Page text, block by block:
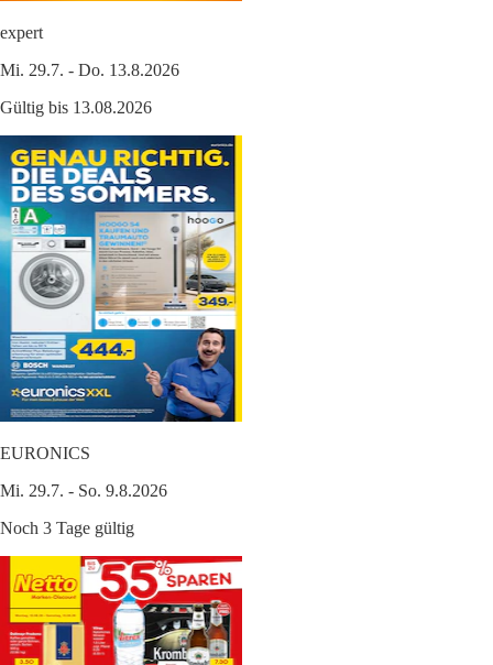
expert
Mi. 29.7. - Do. 13.8.2026
Gültig bis 13.08.2026
EURONICS
Mi. 29.7. - So. 9.8.2026
Noch 3 Tage gültig